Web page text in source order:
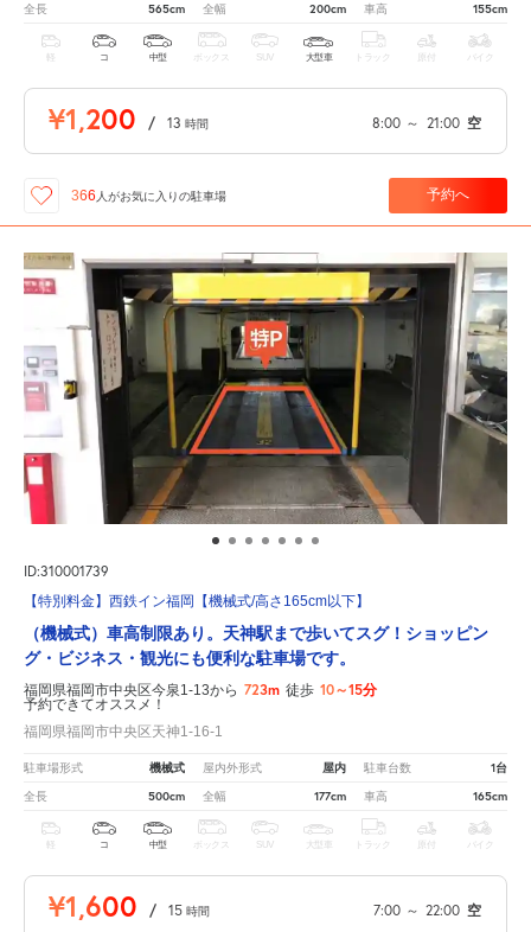
全長 565cm 全幅 200cm 車高 155cm
軽 コ 中型 ボックス SUV 大型車 トラック 原付 バイク
¥1,200 / 13 時間 8:00 ～ 21:00 空
366 人がお気に入りの駐車場 予約へ
ID:310001739
【特別料金】西鉄イン福岡【機械式/高さ165cm以下】
（機械式）車高制限あり。天神駅まで歩いてスグ！ショッピン
グ・ビジネス・観光にも便利な駐車場です。
福岡県福岡市中央区今泉1-13から 723m 徒歩 10～15分
予約できてオススメ！
福岡県福岡市中央区天神1-16-1
駐車場形式 機械式 屋内外形式 屋内 駐車台数 1台
全長 500cm 全幅 177cm 車高 165cm
軽 コ 中型 ボックス SUV 大型車 トラック 原付 バイク
¥1,600 / 15 時間 7:00 ～ 22:00 空